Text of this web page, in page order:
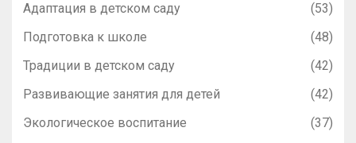
Адаптация в детском саду
(53)
Подготовка к школе
(48)
Традиции в детском саду
(42)
Развивающие занятия для детей
(42)
Экологическое воспитание
(37)